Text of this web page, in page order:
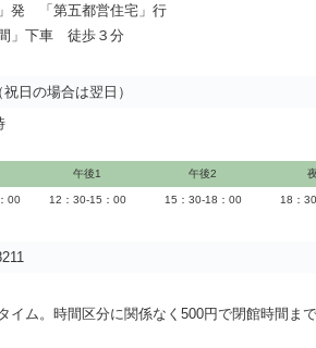
」発 「第五都営住宅」行
間」下車 徒歩３分
日の場合は翌日）
午後1 午後2
00 12：30-15：00 15：30-18：00 18：
タイム。時間区分に関係なく500円で閉館時間ま